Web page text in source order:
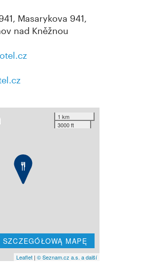
Masarykova 941,
nad Kněžnou
1 km
3000 ft
SZCZEGÓŁOWĄ MAPĘ
Leaflet| © Seznam.cz a.s. a další